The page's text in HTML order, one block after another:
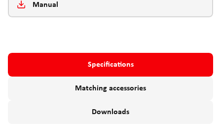
Manual
Specifications
Matching accessories
Downloads